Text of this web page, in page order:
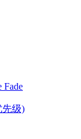
Fade
先级)